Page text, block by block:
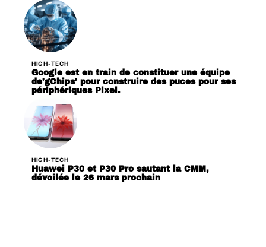
HIGH-TECH
Google est en train de constituer une équipe
de’gChips’ pour construire des puces pour ses
périphériques Pixel.
HIGH-TECH
Huawei P30 et P30 Pro sautant la CMM,
dévoilée le 26 mars prochain